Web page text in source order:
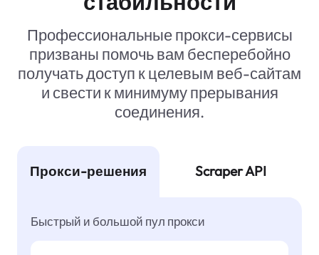
Профессиональные прокси-сервисы
призваны помочь вам бесперебойно
получать доступ к целевым веб-сайтам
и свести к минимуму прерывания
соединения.
Прокси-решения Scraper API
Быстрый и большой пул прокси